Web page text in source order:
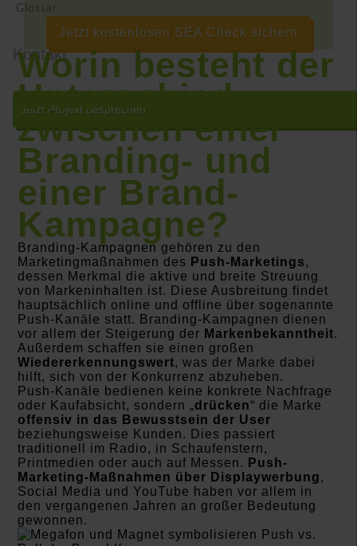
Glossar
Kontakt
Jetzt Projekt besprechen
Jetzt kostenlosen SEA Check sichern
Worin besteht der
Unterschied
zwischen einer
Branding- und
einer Brand-
Kampagne?
Branding-Kampagnen gehören zu den
Marketingmaßnahmen des Push-Marketings,
dessen Merkmal die aktive und breite Streuung
von Markeninhalten ist. Diese Ausbreitung findet
hauptsächlich online und offline über sogenannte
Push-Kanäle statt. Branding-Kampagnen dienen
vor allem der Steigerung der Markenbekanntheit.
Außerdem schaffen sie einen großen
Wiedererkennungswert, was der Marke dabei
hilft, sich von der Konkurrenz abzuheben.
Push-Kanäle bedienen keine konkrete Nachfrage
oder Kaufabsicht, sondern „drücken“ die Marke
offensiv in das Bewusstsein der User
beziehungsweise Kunden. Dies passiert
traditionell im Radio, in Schaufenstern,
Printmedien oder auch auf Messen. Push-
Marketing-Maßnahmen über Displaywerbung,
Social Media und YouTube haben vor allem in
den vergangenen Jahren an großer Bedeutung
gewonnen.